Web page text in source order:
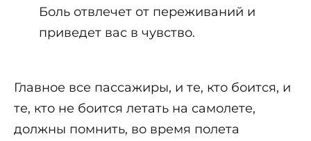
Боль отвлечет от переживаний и
приведет вас в чувство.
Главное все пассажиры, и те, кто боится, и
те, кто не боится летать на самолете,
должны помнить, во время полета